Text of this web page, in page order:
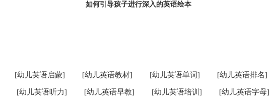
如何引导孩子进行深入的英语绘本
[幼儿英语启蒙] [幼儿英语教材] [幼儿英语单词] [幼儿英语排名]
[幼儿英语听力] [幼儿英语早教] [幼儿英语培训] [幼儿英语字母]